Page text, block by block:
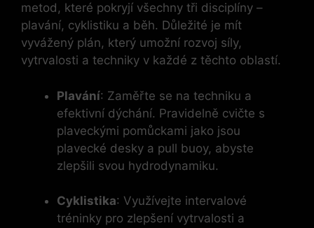
metod, které pokryjí všechny tři disciplíny –
plavání, cyklistiku a běh. Důležité je mít
vyvážený plán, který umožní rozvoj síly,
vytrvalosti a techniky v každé z těchto oblastí.
Plavání: Zaměřte se na techniku a
efektivní dýchání. Pravidelně cvičte s
plaveckými pomůckami jako jsou
plavecké desky a pull buoy, abyste
zlepšili svou hydrodynamiku.
Cyklistika: Využívejte intervalové
tréninky pro zlepšení vytrvalosti a